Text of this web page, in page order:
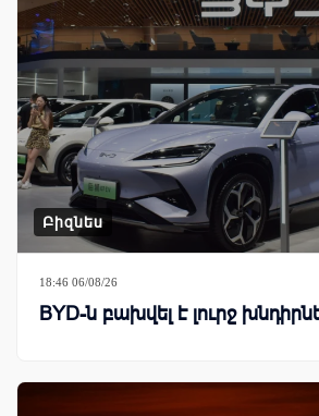
Բիզնես
18:46 06/08/26
BYD-ն բախվել է լուրջ